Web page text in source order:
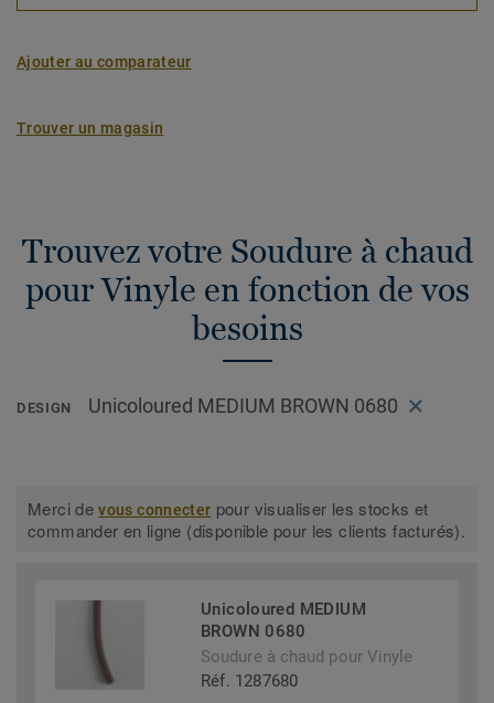
Ajouter au comparateur
Trouver un magasin
Trouvez votre Soudure à chaud
pour Vinyle en fonction de vos
besoins
DESIGN Unicoloured MEDIUM BROWN 0680
Merci devous connecter pour visualiser les stocks et
commander en ligne (disponible pour les clients facturés).
Unicoloured MEDIUM
BROWN 0680
Soudure à chaud pour Vinyle
Réf. 1287680